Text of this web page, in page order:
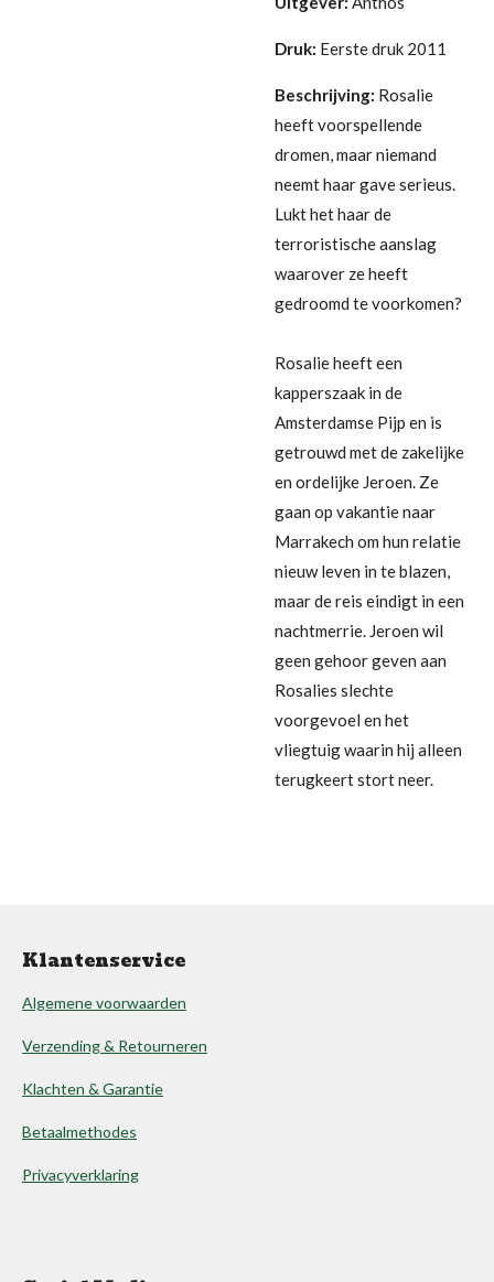
Druk: Eerste druk 2011
Beschrijving: Rosalie
heeft voorspellende
dromen, maar niemand
neemt haar gave serieus.
Lukt het haar de
terroristische aanslag
waarover ze heeft
gedroomd te voorkomen?
Rosalie heeft een
kapperszaak in de
Amsterdamse Pijp en is
getrouwd met de zakelijke
en ordelijke Jeroen. Ze
gaan op vakantie naar
Marrakech om hun relatie
nieuw leven in te blazen,
maar de reis eindigt in een
nachtmerrie. Jeroen wil
geen gehoor geven aan
Rosalies slechte
voorgevoel en het
vliegtuig waarin hij alleen
terugkeert stort neer.
Klantenservice
Algemene voorwaarden
Verzending & Retourneren
Klachten & Garantie
Betaalmethodes
Privacyverklaring